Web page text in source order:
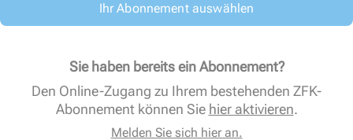
Ihr Abonnement auswählen
Sie haben bereits ein Abonnement?
Den Online-Zugang zu Ihrem bestehenden ZFK-
Abonnement können Sie hier aktivieren.
Melden Sie sich hier an.